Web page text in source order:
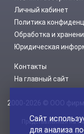
Личный кабинет
Политика
Обработка и
Юридическая
Контакты
На главный сайт
2000-2026 © ООО
Представленная на
Сайт
для анализа